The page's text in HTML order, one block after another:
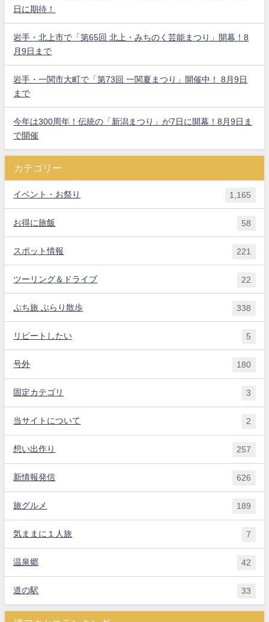
日に期待！
岩手・北上市で「第65回 北上・みちのく芸能まつり」開幕！8
月9日まで
岩手・一関市大町で「第73回 一関夏まつり」開催中！ 8月9日
まで
今年は300周年！伝統の「新潟まつり」が7日に開幕！8月9日ま
で開催
カテゴリー
イベント・お祭り 1,165
お得に旅飯 58
スポット情報 221
ツーリング＆ドライブ 22
ぷち旅 ぶらり散歩 338
リピートしたい 5
号外 180
固定カテゴリ 3
当サイトについて 2
想い出作り 257
新情報発信 626
旅グルメ 189
気ままに１人旅 7
温泉郷 42
道の駅 33